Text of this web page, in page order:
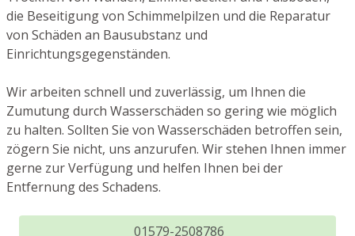
die Beseitigung von Schimmelpilzen und die Reparatur
von Schäden an Bausubstanz und
Einrichtungsgegenständen.
Wir arbeiten schnell und zuverlässig, um Ihnen die
Zumutung durch Wasserschäden so gering wie möglich
zu halten. Sollten Sie von Wasserschäden betroffen sein,
zögern Sie nicht, uns anzurufen. Wir stehen Ihnen immer
gerne zur Verfügung und helfen Ihnen bei der
Entfernung des Schadens.
01579-2508786